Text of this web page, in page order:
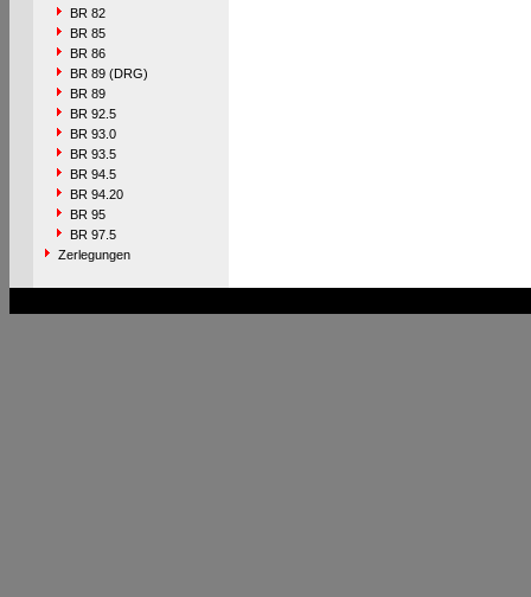
BR 82
BR 85
BR 86
BR 89 (DRG)
BR 89
BR 92.5
BR 93.0
BR 93.5
BR 94.5
BR 94.20
BR 95
BR 97.5
Zerlegungen